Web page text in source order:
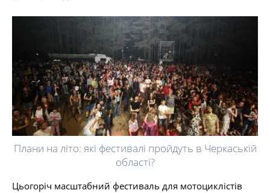
Плани на літо: які фестивалі пройдуть в Черкаській
області?
Цьогоріч масштабний фестиваль для мотоциклістів